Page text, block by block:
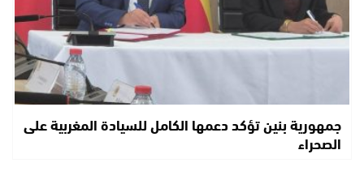
جمهورية بنين تؤكد دعمها الكامل للسيادة المغربية على
الصحراء